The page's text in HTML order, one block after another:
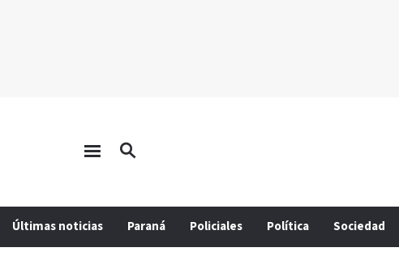
Últimas noticias Paraná Policiales Política Sociedad